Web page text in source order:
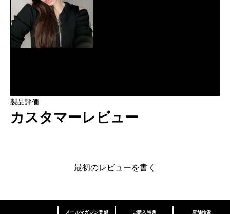
製品評価
カスタマーレビュー
最初のレビューを書く
メールマガジン登録 ご購入特典 店舗検索